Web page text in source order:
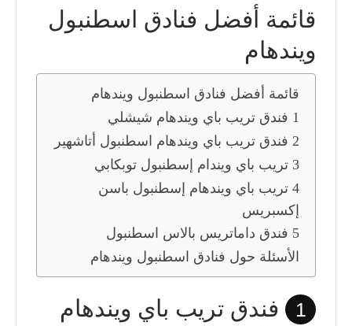
قائمة أفضل فنادق اسطنبول
ويندهام
قائمة أفضل فنادق اسطنبول ويندهام
1 فندق تريب باي ويندهام شيشلي
2 فندق تريب باي ويندهام اسطنبول أتاشهير
3 تريب باي ويندام إسطنبول توبكابي
4 تريب باي ويندهام إسطنبول باسن
إكسبريس
5 فندق داماتريس بالاس اسطنبول
الأسئلة حول فنادق اسطنبول ويندهام
1
فندق تريب باي ويندهام